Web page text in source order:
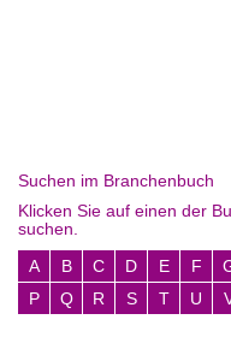
Suchen im Branchenbuch
Klicken Sie auf einen der
suchen.
A
B C D E F
P
Q R S T U